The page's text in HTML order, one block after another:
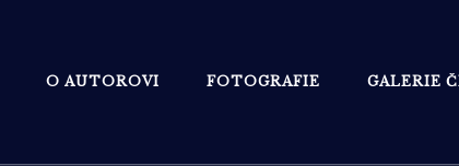
O AUTOROVI FOTOGRAFIE GALERIE